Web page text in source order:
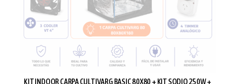
KIT INDOOR CARPA CULTIVARG BASIC 80X80 + KIT SODIO 250W +